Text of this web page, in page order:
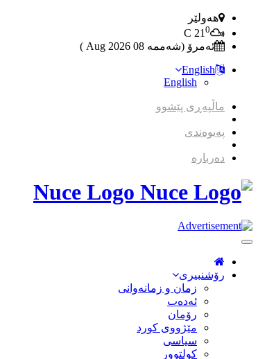
هەولێر
21 0
ئەمرۆ (شەممە 08 2026 Aug )
English
English
ماڵپەڕی پێشوو
پەیوەندی
دەربارە
Nuce Logo
Toggle
Navigation
رۆشنبیری
زمان و زمانه‌وانی
ئەدەب
رۆمان
مێژووى کورد
سیاسى
کولتوور